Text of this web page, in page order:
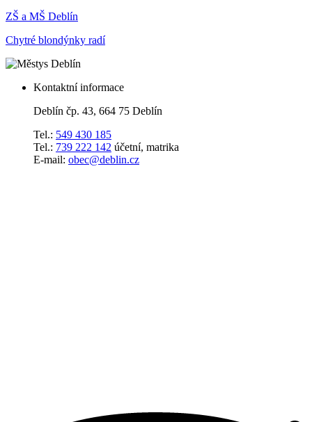
ZŠ a MŠ Deblín
Chytré blondýnky radí
Kontaktní informace
Deblín čp. 43, 664 75 Deblín
Tel.: 549 430 185
Tel.: 739 222 142 účetní, matrika
E-mail: obec@deblin.cz